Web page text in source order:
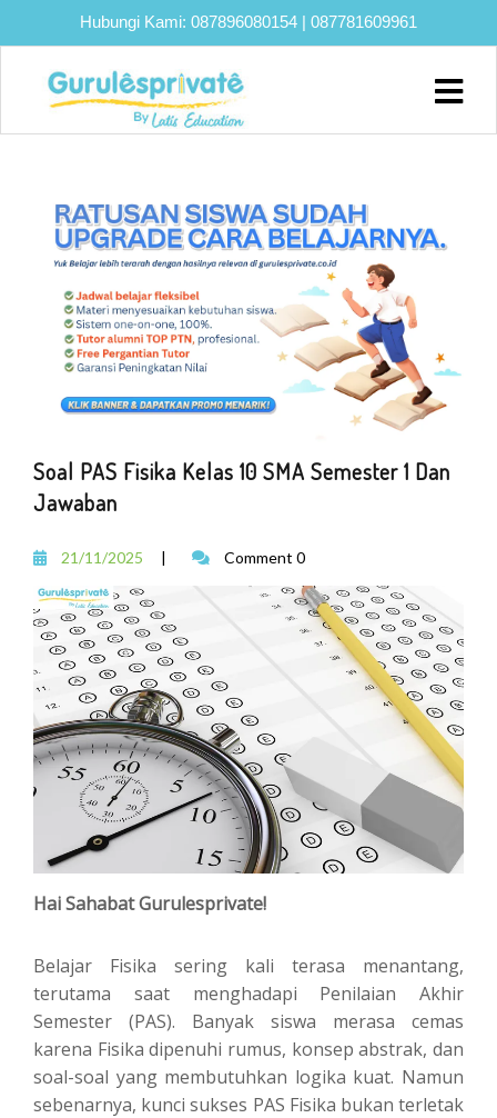
Hubungi Kami: 087896080154 | 087781609961
Home
Program
Bimbel
SNBT
Lainnya
Blog
Soal PAS Fisika Kelas 10 SMA Semester 1 Dan
Jawaban
21/11/2025 | Comment 0
Hai Sahabat Gurulesprivate!
Belajar Fisika sering kali terasa menantang,
terutama saat menghadapi Penilaian Akhir
Semester (PAS). Banyak siswa merasa cemas
karena Fisika dipenuhi rumus, konsep abstrak, dan
soal-soal yang membutuhkan logika kuat. Namun
sebenarnya, kunci sukses PAS Fisika bukan terletak